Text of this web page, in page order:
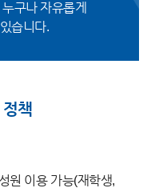
구나 자유롭게
습니다.
책
원 이용 가능(재학생,